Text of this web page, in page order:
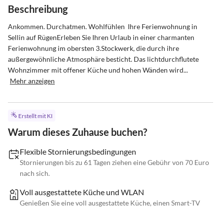
Beschreibung
Ankommen. Durchatmen. Wohlfühlen  Ihre Ferienwohnung in
Sellin auf RügenErleben Sie Ihren Urlaub in einer charmanten
Ferienwohnung im obersten 3.Stockwerk, die durch ihre
außergewöhnliche Atmosphäre besticht. Das lichtdurchflutete
Wohnzimmer mit offener Küche und hohen Wänden wird...
Mehr anzeigen
Erstellt mit KI
Warum dieses Zuhause buchen?
Flexible Stornierungsbedingungen
Stornierungen bis zu 61 Tagen ziehen eine Gebühr von 70 Euro
nach sich.
Voll ausgestattete Küche und WLAN
Genießen Sie eine voll ausgestattete Küche, einen Smart-TV